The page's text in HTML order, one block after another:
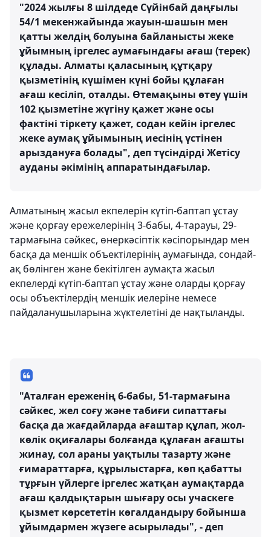
"2024 жылғы 8 шілдеде Сүйінбай даңғылы
54/1 мекенжайында жауын-шашын мен
қатты желдің болуына байланысты жеке
ұйымның іргелес аумағындағы ағаш (терек)
құлады. Алматы қаласының құтқару
қызметінің күшімен күні бойы құлаған
ағаш кесіліп, оталды. Өтемақыны өтеу үшін
102 қызметіне жүгіну қажет және осы
фактіні тіркету қажет, содан кейін іргелес
жеке аумақ ұйымының иесінің үстінен
арыздануға болады", деп түсіндірді Жетісу
ауданы әкімінің аппаратындағылар.
Алматының жасыл екпелерін күтіп-баптап ұстау
және қорғау ережелерінің 3-бабы, 4-тарауы, 29-
тармағына сәйкес, өнеркәсіптік кәсіпорындар мен
басқа да меншік объектілерінің аумағында, сондай-
ақ бөлінген және бекітілген аумақта жасыл
екпелерді күтіп-баптап ұстау және оларды қорғау
осы объектілердің меншік иелеріне немесе
пайдаланушыларына жүктелетіні де нақтыланды.
"Аталған ереженің 6-бабы, 51-тармағына
сәйкес, жел соғу және табиғи сипаттағы
басқа да жағдайларда ағаштар құлап, жол-
көлік оқиғалары болғанда құлаған ағашты
жинау, сол араны уақтылы тазарту және
ғимараттарға, құрылыстарға, көп қабатты
тұрғын үйлерге іргелес жатқан аумақтарда
ағаш қалдықтарын шығару осы учаскеге
қызмет көрсететін көгалдандыру бойынша
ұйымдармен жүзеге асырылады", - деп